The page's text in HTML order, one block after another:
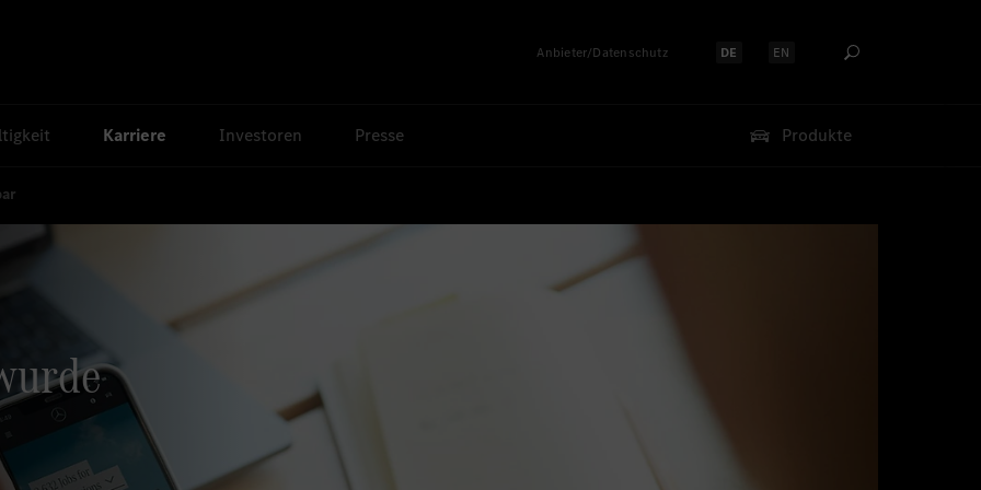
Anbieter/Datenschutz Sprache auswählen:
DE Sprache auswählen:
EN
Karriere Investoren Presse Produkte